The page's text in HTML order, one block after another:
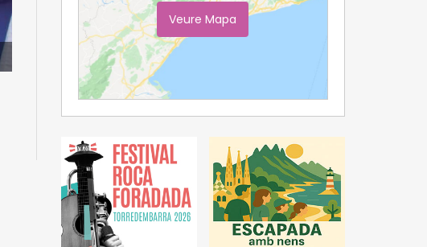
Veure Mapa